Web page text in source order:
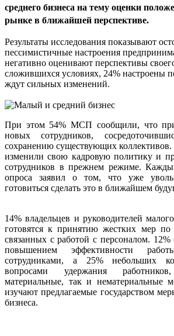
среднего бизнеса на тему оценки
рынке в ближайшей перспективе.
Результаты исследования показывают
пессимистичные настроения
негативно оценивают перспективы
сложившихся условиях, 24% настроены
ждут сильных изменений.
При этом 54% МСП сообщили, что
новых сотрудников,
сохранению существующих
изменили свою кадровую политику и
сотрудников в прежнем режиме.
опроса заявил о том, что уже
готовиться сделать это в ближайшем
14% владельцев и руководителей
готовятся к принятию жестких мер по
связанных с работой с персоналом. 12%
повышением эффективности
сотрудниками, а 25% небольших
вопросами удержания
материальные, так и нематериальные
изучают предлагаемые государством
бизнеса.